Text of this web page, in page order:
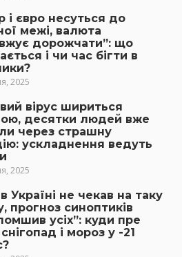
і євро несуться до
межі, валюта
дорожчати”: що
і чи час бігти в
2025
вірус шириться
десятки людей вже
через страшну
ускладнення ведуть
2025
в Україні не чекав на таку
прогноз синоптиків
усіх”: куди пре
і мороз у -21